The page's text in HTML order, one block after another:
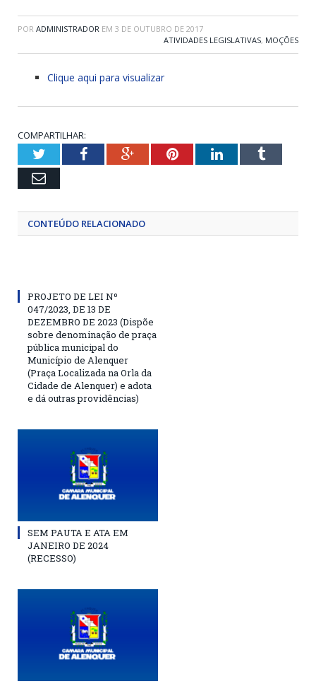
POR ADMINISTRADOR EM 3 DE OUTUBRO DE 2017
ATIVIDADES LEGISLATIVAS, MOÇÕES
Clique aqui para visualizar
COMPARTILHAR:
TwitterFacebookGoogle+PinterestLinkedInTumblr
Email
CONTEÚDO RELACIONADO
PROJETO DE LEI Nº
047/2023, DE 13 DE
DEZEMBRO DE 2023 (Dispõe
sobre denominação de praça
pública municipal do
Município de Alenquer
(Praça Localizada na Orla da
Cidade de Alenquer) e adota
e dá outras providências)
SEM PAUTA E ATA EM
JANEIRO DE 2024
(RECESSO)